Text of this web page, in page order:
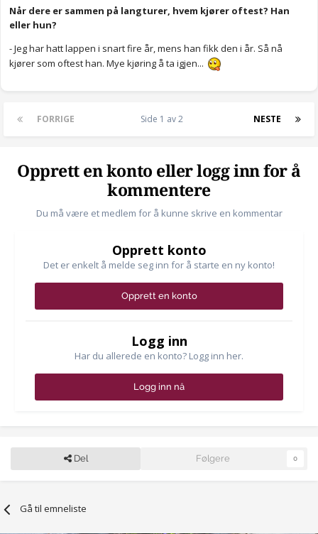
Når dere er sammen på langturer, hvem kjører oftest? Han
eller hun?
- Jeg har hatt lappen i snart fire år, mens han fikk den i år. Så nå
kjører som oftest han. Mye kjøring å ta igjen...
FORRIGE NESTE
Side 1 av 2
Opprett en konto eller logg inn for å
kommentere
Du må være et medlem for å kunne skrive en kommentar
Opprett konto
Det er enkelt å melde seg inn for å starte en ny konto!
Opprett en konto
Logg inn
Har du allerede en konto? Logg inn her.
Logg inn nå
Del Følgere 0
Gå til emneliste